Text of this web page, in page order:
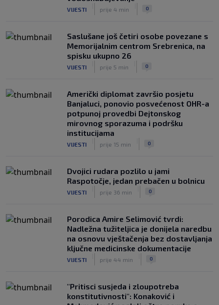
NOGOMET prije 4 h
VIJESTI prije 4 min 0
Saslušane još četiri osobe povezane s
Memorijalnim centrom Srebrenica, na
spisku ukupno 26
VIJESTI prije 5 min 0
Američki diplomat završio posjetu
Banjaluci, ponovio posvećenost OHR-a
potpunoj provedbi Dejtonskog
mirovnog sporazuma i podršku
institucijama
VIJESTI prije 15 min 0
Dvojici rudara pozlilo u jami
Raspotočje, jedan prebačen u bolnicu
VIJESTI prije 36 min 0
Porodica Amire Selimović tvrdi:
Nadležna tužiteljica je donijela naredbu
na osnovu vještačenja bez dostavljanja
ključne medicinske dokumentacije
VIJESTI prije 44 min 0
"Pritisci susjeda i zloupotreba
konstitutivnosti": Konaković i